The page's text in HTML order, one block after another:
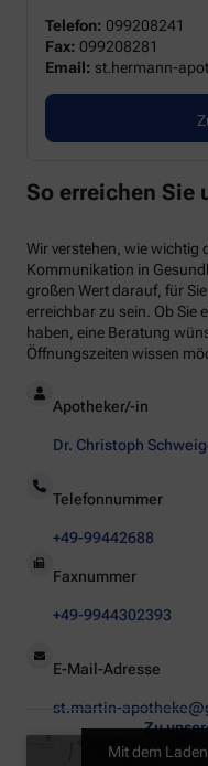
Telefon: 099208241
Fax: 099208281
Email: st.hermann-
So erreichen Sie
Wir verstehen, wie wichtig
Kommunikation in
großen Wert darauf, für
erreichbar zu sein. Ob Sie
haben, eine Beratung
Öffnungszeiten wissen
Apotheker/-in
Dr. Christoph
Telefonnummer
+49-99442688
Faxnummer
+49-9944302393
E-Mail-Adresse
st.martin-
Zu
Mit dem